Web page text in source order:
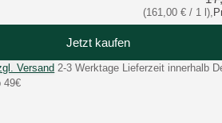
(161,00 € / 1 l),
Jetzt kaufen
Versand 2-3 Werktage Lieferzeit innerhalb
49€